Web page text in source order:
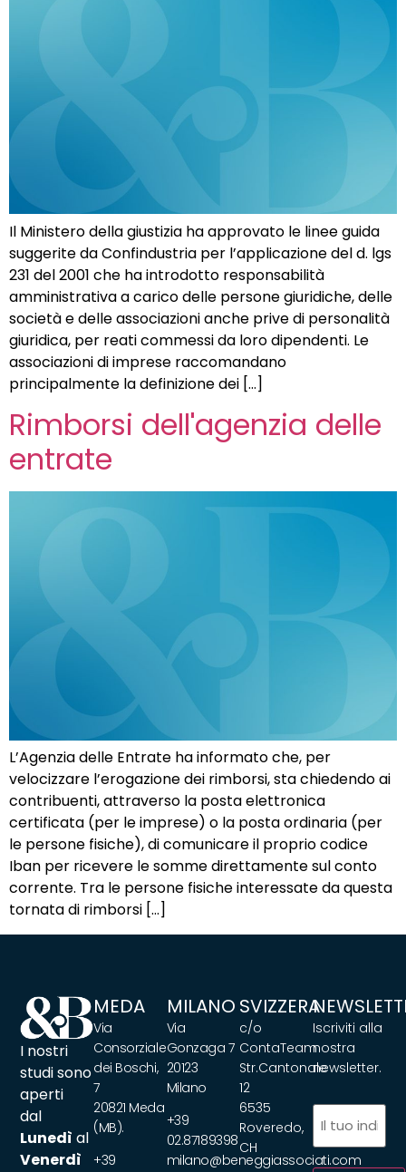
Il Ministero della giustizia ha approvato le linee guida
suggerite da Confindustria per l’applicazione del d. lgs
231 del 2001 che ha introdotto responsabilità
amministrativa a carico delle persone giuridiche, delle
società e delle associazioni anche prive di personalità
giuridica, per reati commessi da loro dipendenti. Le
associazioni di imprese raccomandano
principalmente la definizione dei […]
Rimborsi dell'agenzia delle
entrate
L’Agenzia delle Entrate ha informato che, per
velocizzare l’erogazione dei rimborsi, sta chiedendo ai
contribuenti, attraverso la posta elettronica
certificata (per le imprese) o la posta ordinaria (per
le persone fisiche), di comunicare il proprio codice
Iban per ricevere le somme direttamente sul conto
corrente. Tra le persone fisiche interessate da questa
tornata di rimborsi […]
I nostri
studi sono
aperti
dal
Lunedì al
Venerdì
MEDA
Via
Consorziale
dei Boschi,
7
20821 Meda
(MB).
+39
MILANO
Via
Gonzaga 7
20123
Milano
+39
02.87189398
milano@beneggiassociati.com
SVIZZERA
c/o
ContaTeam
Str.Cantonale
12
6535
Roveredo,
CH
Iscriviti alla
nostra
newsletter.
Email